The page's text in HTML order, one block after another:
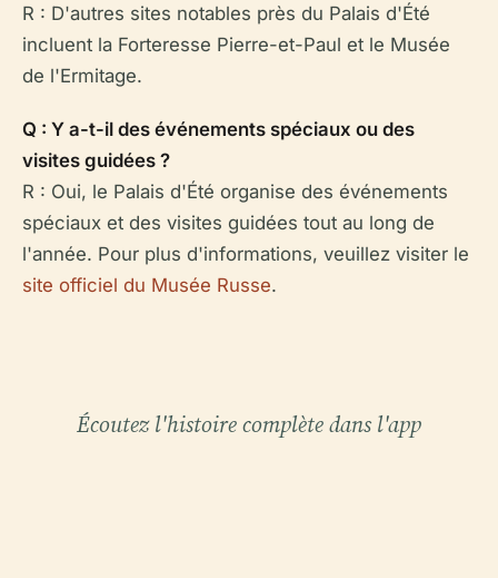
R : D'autres sites notables près du Palais d'Été
incluent la Forteresse Pierre-et-Paul et le Musée
de l'Ermitage.
Q : Y a-t-il des événements spéciaux ou des
visites guidées ?
R : Oui, le Palais d'Été organise des événements
spéciaux et des visites guidées tout au long de
l'année. Pour plus d'informations, veuillez visiter le
site officiel du Musée Russe.
Écoutez l'histoire complète dans l'app